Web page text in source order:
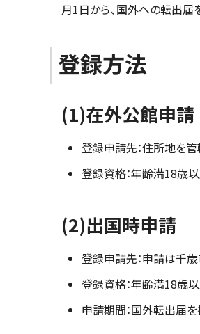
月1日から、国外への転出届
登録方法
(1)在外公館申請
登録申請先：住所地を
登録資格：年齢満18歳
(2)出国時申請
登録申請先：申請は千
登録資格：年齢満18歳
申請期間：国外転出届